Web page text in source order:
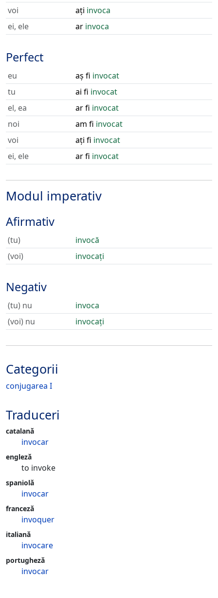
voi
ați invoca
ei, ele
ar invoca
Perfect
eu aș fi invocat
tu
ai fi invocat
el, ea
ar fi invocat
noi
am fi invocat
voi
ați fi invocat
ei, ele
ar fi invocat
Modul imperativ
Afirmativ
(tu)
invocă
(voi)
invocați
Negativ
(tu) nu
invoca
(voi) nu
invocați
Categorii
conjugarea I
Traduceri
catalană
invocar
engleză
to invoke
spaniolă
invocar
franceză
invoquer
italiană
invocare
portugheză
invocar